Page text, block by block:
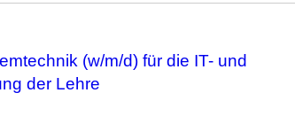
(w/m/d) für die IT- und
der Lehre